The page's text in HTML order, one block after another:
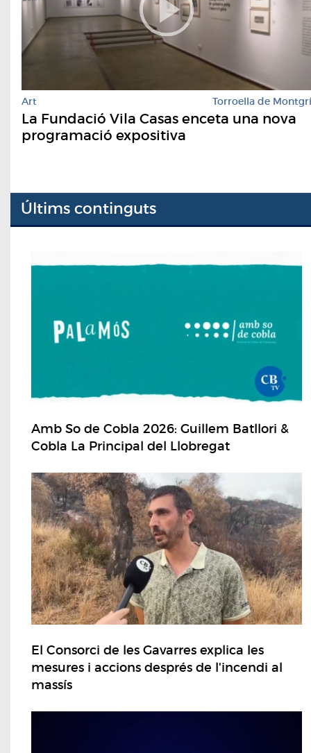
Art Torroella de Montgrí
La Fundació Vila Casas enceta una nova
programació expositiva
Últims continguts
Amb So de Cobla 2026: Guillem Batllori &
Cobla La Principal del Llobregat
El Consorci de les Gavarres explica les
mesures i accions després de l'incendi al
massís